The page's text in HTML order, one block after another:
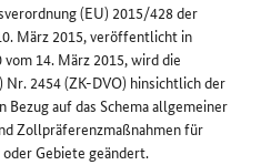
(EU) 2015/428 der
März 2015, veröffentlicht in
14. März 2015, wird die
Nr. 2454 (ZK-DVO) hinsichtlich der
Bezug auf das Schema allgemeiner
Zollpräferenzmaßnahmen für
Gebiete geändert.